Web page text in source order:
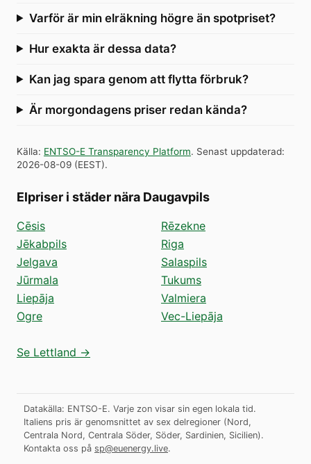
Varför är min elräkning högre än spotpriset?
Hur exakta är dessa data?
Kan jag spara genom att flytta förbruk?
Är morgondagens priser redan kända?
Källa: ENTSO-E Transparency Platform. Senast uppdaterad:
2026-08-09 (EEST).
Elpriser i städer nära Daugavpils
Cēsis
Jēkabpils
Jelgava
Jūrmala
Liepāja
Ogre
Rēzekne
Riga
Salaspils
Tukums
Valmiera
Vec-Liepāja
Se Lettland →
Datakälla: ENTSO-E. Varje zon visar sin egen lokala tid.
Italiens pris är genomsnittet av sex delregioner (Nord,
Centrala Nord, Centrala Söder, Söder, Sardinien, Sicilien).
Kontakta oss på sp@euenergy.live.